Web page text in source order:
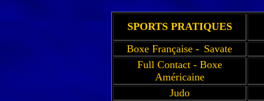
SPORTS PRATIQUES
Boxe Française - Savate
Full Contact - Boxe
Américaine
Judo